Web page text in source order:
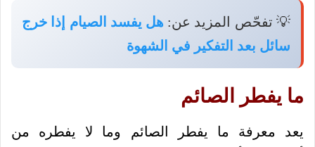
💡 تفحّص المزيد عن:هل يفسد الصيام إذا خرج
سائل بعد التفكير في الشهوة
ما يفطر الصائم
يعد معرفة ما يفطر الصائم وما لا يفطره من